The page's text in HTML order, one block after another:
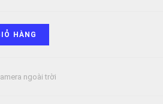
HÀNG
ngoài trời